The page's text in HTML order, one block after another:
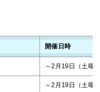
開催日時
～2月19日（土曜
～2月19日（土曜